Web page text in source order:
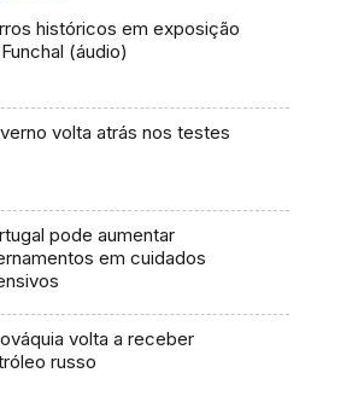
históricos em exposição
(áudio)
volta atrás nos testes
pode aumentar
em cuidados
volta a receber
russo